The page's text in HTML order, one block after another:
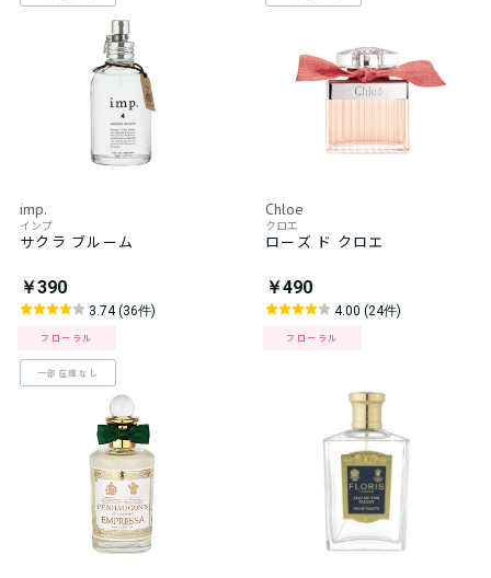
imp.
インプ
サクラ ブルーム
￥390
3.74 (36件)
フローラル
一部在庫なし
Chloe
クロエ
ローズ ド クロエ
￥490
4.00 (24件)
フローラル